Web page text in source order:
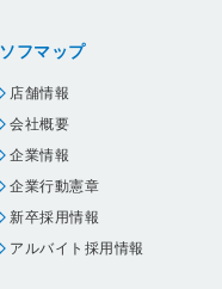
ソフマップ
店舗情報
会社概要
企業情報
企業行動憲章
新卒採用情報
アルバイト採用情報